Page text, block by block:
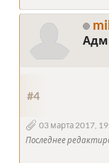
#4
03 марта 2017,
Последнее